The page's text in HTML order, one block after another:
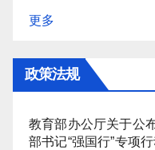
更多
政策法规
教育部办公厅关于公
部书记“强国行”专项